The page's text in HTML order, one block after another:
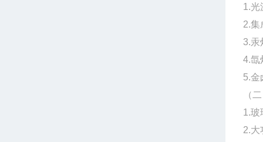
1.光
2.集
3.汞
4.氙
5.金
（
1.玻
2.大